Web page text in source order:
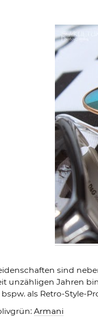
sind
unzähligen Jahren
als Retro-Style-
Armani